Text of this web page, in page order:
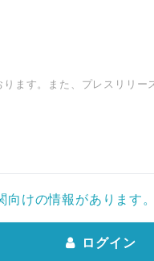
ます。また、プレスリリー
けの情報があります。
ログイン